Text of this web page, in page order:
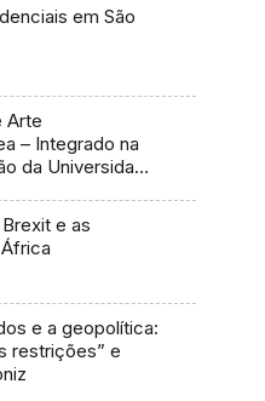
em São
Arte
– Integrado na
da Universidade
e as
e a geopolítica:
restrições” e